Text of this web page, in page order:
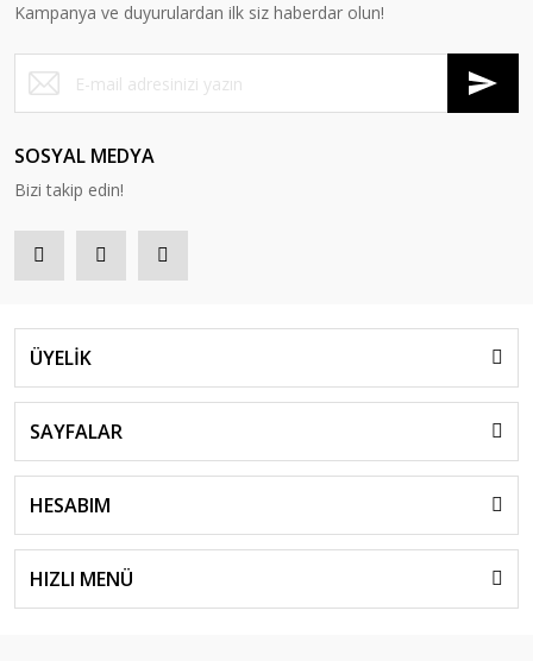
Kampanya ve duyurulardan ilk siz haberdar olun!
SOSYAL MEDYA
Bizi takip edin!
ÜYELİK
SAYFALAR
HESABIM
HIZLI MENÜ